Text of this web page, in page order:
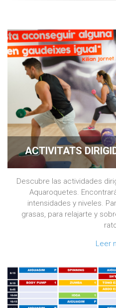
ACTIVITATS
Descubre las actividades
Aquaroquetes.
intensidades y niveles.
grasas, para relajarte y
Leer